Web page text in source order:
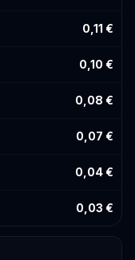
0,11 €
0,10 €
0,08 €
0,07 €
0,04 €
0,03 €